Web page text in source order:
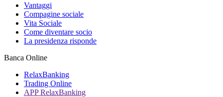
Vantaggi
Compagine sociale
Vita Sociale
Come diventare socio
La presidenza risponde
Banca Online
RelaxBanking
Trading Online
APP RelaxBanking